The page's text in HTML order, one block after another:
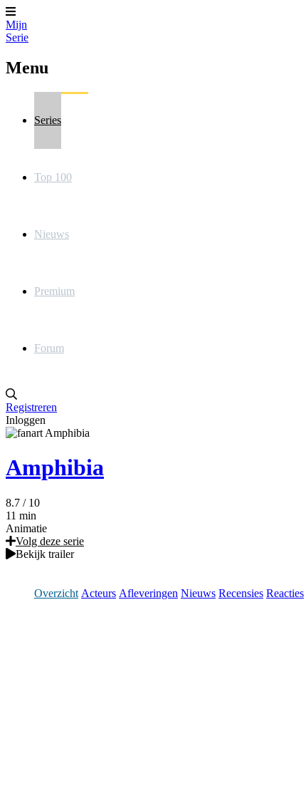
Mijn
Serie
Menu
Series
Top 100
Nieuws
Premium
Forum
Registreren
Inloggen
Amphibia
8.7 / 10
11 min
Animatie
Volg deze serie
Bekijk trailer
Overzicht Acteurs Afleveringen Nieuws Recensies Reacties